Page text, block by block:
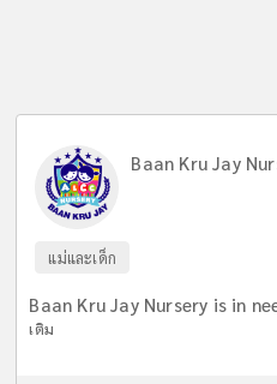
Baan Kru Jay
แม่และเด็ก
Baan Kru Jay Nursery is in
เติม